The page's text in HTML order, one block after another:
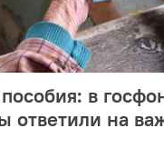
в
ответили на